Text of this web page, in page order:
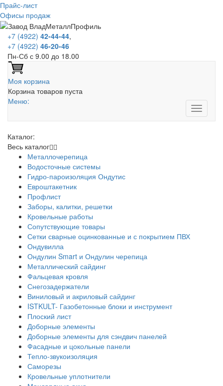
Прайс-лист
Офисы продаж
+7 (4922) 42-44-44,
+7 (4922) 46-20-46
Пн-Сб с 9.00 до 18.00
Моя корзина
Корзина товаров пуста
Меню:
Каталог:
Весь каталог
Металлочерепица
Водосточные системы
Гидро-пароизоляция Ондутис
Евроштакетник
Профлист
Заборы, калитки, решетки
Кровельные работы
Сопутствующие товары
Сетки сварные оцинкованные и с покрытием ПВХ
Ондувилла
Ондулин Smart и Ондулин черепица
Металлический сайдинг
Фальцевая кровля
Снегозадержатели
Виниловый и акриловый сайдинг
ISTKULT- Газобетонные блоки и инструмент
Плоский лист
Доборные элементы
Доборные элементы для сэндвич панелей
Фасадные и цокольные панели
Тепло-звукоизоляция
Саморезы
Кровельные уплотнители